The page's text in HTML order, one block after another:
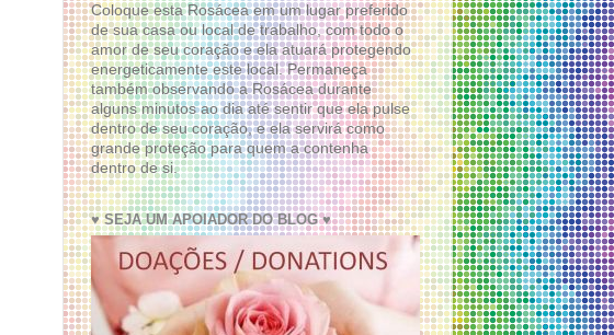
Coloque esta Rosácea em um lugar preferido
de sua casa ou local de trabalho, com todo o
amor de seu coração e ela atuará protegendo
energeticamente este local. Permaneça
também observando a Rosácea durante
alguns minutos ao dia até sentir que ela pulse
dentro de seu coração, e ela servirá como
grande proteção para quem a contenha
dentro de si.
♥ SEJA UM APOIADOR DO BLOG ♥